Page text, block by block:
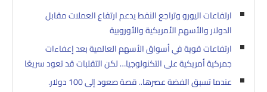
ارتفاعات اليورو وتراجع النفط يدعم ارتفاع العملات مقابل
الدولار والأسهم الأمريكية والأوروبية
ارتفاعات قوية في أسواق الأسهم العالمية بعد إعفاءات
جمركية أمريكية على التكنولوجيا… لكن التقلبات قد تعود سريعًا
عندما تسبق الفضة عصرها.. قصة صعود إلى 100 دولار.